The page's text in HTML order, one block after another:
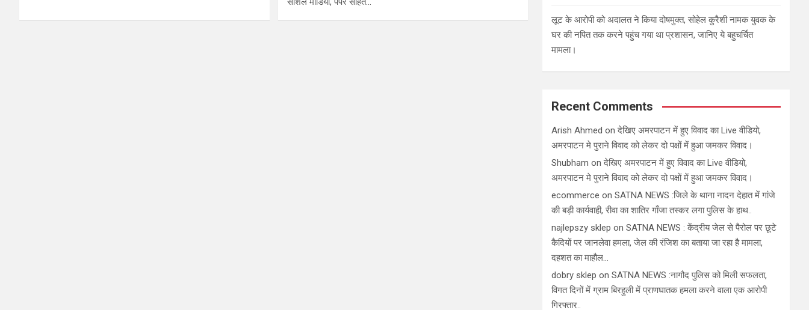
लूट के आरोपी को अदालत ने किया दोषमुक्त, सोहेल कुरैशी नामक युवक के
घर की नपित तक करने पहुंच गया था प्रशासन, जानिए ये बहुचर्चित
मामला।
Recent Comments
Arish Ahmed onदेखिए अमरपाटन में हुए विवाद का Live वीडियो,
अमरपाटन मे पुराने विवाद को लेकर दो पक्षों में हुआ जमकर विवाद।
Shubham onदेखिए अमरपाटन में हुए विवाद का Live वीडियो,
अमरपाटन मे पुराने विवाद को लेकर दो पक्षों में हुआ जमकर विवाद।
ecommerce onSATNA NEWS :जिले के थाना नादन देहात में गांजे
की बड़ी कार्यवाही, रीवा का शातिर गाँजा तस्कर लगा पुलिस के हाथ..
najlepszy sklep onSATNA NEWS : केंद्रीय जेल से पैरोल पर छूटे
कैदियों पर जानलेवा हमला, जेल की रंजिश का बताया जा रहा है मामला,
दहशत का माहौल…
dobry sklep onSATNA NEWS :नागौद पुलिस को मिली सफलता,
विगत दिनों में ग्राम बिरहुली में प्राणघातक हमला करने वाला एक आरोपी
गिरफ्तार..